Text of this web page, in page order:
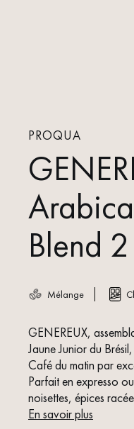
PROQUA
Blend
Mélange
GENEREUX,
Jaune Junior du
Café du matin par
Parfait en expresso
noisettes, épices
traçable et durable,
En savoir plus